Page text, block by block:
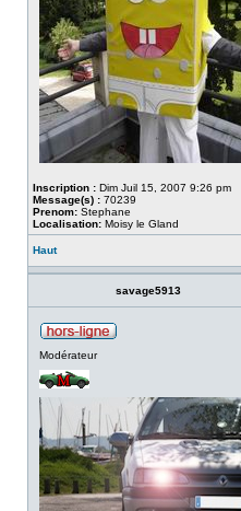
Inscription : Dim Juil 15, 2007 9:26 pm
Message(s) : 70239
Prenom: Stephane
Localisation: Moisy le Gland
Haut
savage5913
Modérateur